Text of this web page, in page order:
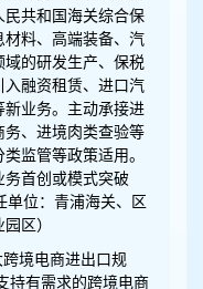
共和国海关综合保
料、高端装备、汽
的研发生产、保税
融资租赁、进口汽
业务。主动承接进
、进境肉类查验等
监管等政策适用。
务首创或模式突破
单位：青浦海关、区
区）
境电商进出口规
持有需求的跨境电商